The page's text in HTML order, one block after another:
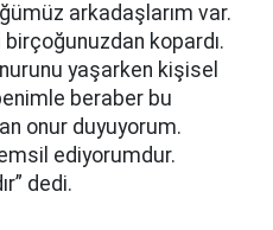
arkadaşlarım var.
kopardı.
yaşarken kişisel
beraber bu
onur duyuyorum.
ediyorumdur.
dedi.